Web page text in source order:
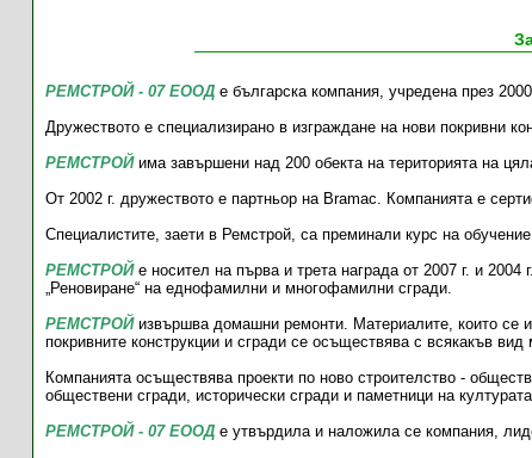
РЕМСТРОЙ - 07 ЕООДе българска компания, учредена през
Дружеството е специализирано в изграждане на нови покривни
РЕМСТРОЙима завършени над 200 обекта на територията на
От 2002 г. дружеството е партньор на Bramac. Компанията е
Специалистите, заети в Ремстрой, са преминали курс на
РЕМСТРОЙ е носител на първа и трета награда от 2007 г. и
„Реновиране“ на еднофамилни и многофамилни сгради.
РЕМСТРОЙизвършва домашни ремонти. Материалите, които се
покривните конструкции и сгради се осъществява с всякакъв вид
Компанията осъществява проекти по ново строителство -
обществени сгради, исторически сгради и паметници на
РЕМСТРОЙ - 07 ЕООДе утвърдила и наложила се компания,